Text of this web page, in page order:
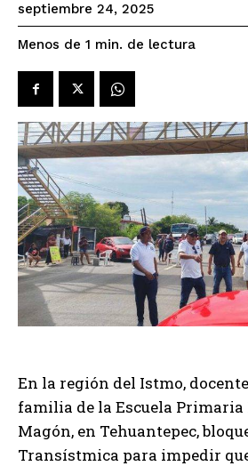
septiembre 24, 2025
Menos de 1 min. de lectura
En la región del Istmo,
familia de la Escuela Primaria
Magón, en Tehuantepec,
Transístmica para impedir